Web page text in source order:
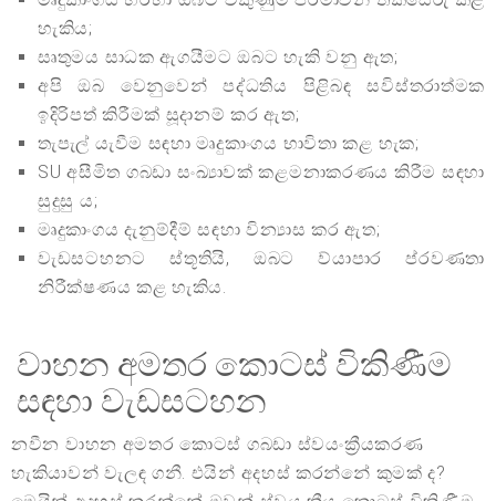
හැකිය;
සෘතුමය සාධක ඇගයීමට ඔබට හැකි වනු ඇත;
අපි ඔබ වෙනුවෙන් පද්ධතිය පිළිබඳ සවිස්තරාත්මක
ඉදිරිපත් කිරීමක් සූදානම් කර ඇත;
තැපැල් යැවීම සඳහා මෘදුකාංගය භාවිතා කළ හැක;
SU අසීමිත ගබඩා සංඛ්‍යාවක් කළමනාකරණය කිරීම සඳහා
සුදුසු ය;
මෘදුකාංගය දැනුම්දීම් සඳහා වින්‍යාස කර ඇත;
වැඩසටහනට ස්තූතියි, ඔබට ව්යාපාර ප්රවණතා
නිරීක්ෂණය කළ හැකිය.
වාහන අමතර කොටස් විකිණීම
සඳහා වැඩසටහන
නවීන වාහන අමතර කොටස් ගබඩා ස්වයංක්‍රීයකරණ
හැකියාවන් වැලඳ ගනී. එයින් අදහස් කරන්නේ කුමක් ද?